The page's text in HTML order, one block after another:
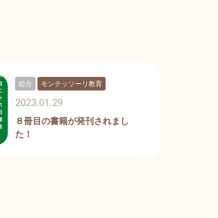
８冊目の書籍が発刊されまし
た！
2023.01.29
総合 モンテッソーリ教育